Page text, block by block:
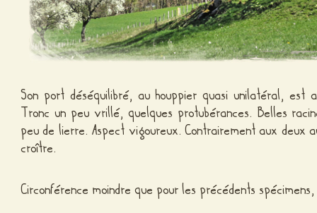
Son port déséquilibré, au houppier quasi unilatéral, est
Tronc un peu vrillé, quelques protubérances. Belles
peu de lierre. Aspect vigoureux. Contrairement aux deux
croître.
Circonférence moindre que pour les précédents